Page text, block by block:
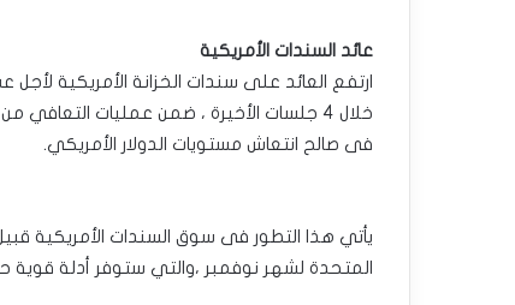
عائد السندات الأمريكية
فى صالح انتعاش مستويات الدولار الأمريكي.
يأتي هذا التطور فى سوق السندات الأمريكية
المتحدة لشهر نوفمبر ،والتي ستوفر أدلة قوية